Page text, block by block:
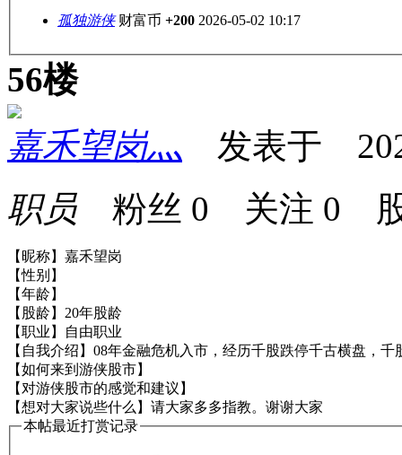
孤独游侠 财富币 +200 2026-05-02 10:17
56楼
嘉禾望岗灬 发表于
职员 粉丝 0 关注 0
【昵称】嘉禾望岗
【性别】
【年龄】
【股龄】20年股龄
【职业】自由职业
【自我介绍】08年金融危机入市，经历千股跌停千古横盘，
【如何来到游侠股市】
【对游侠股市的感觉和建议】
【想对大家说些什么】请大家多多指教。谢谢大家
本帖最近打赏记录